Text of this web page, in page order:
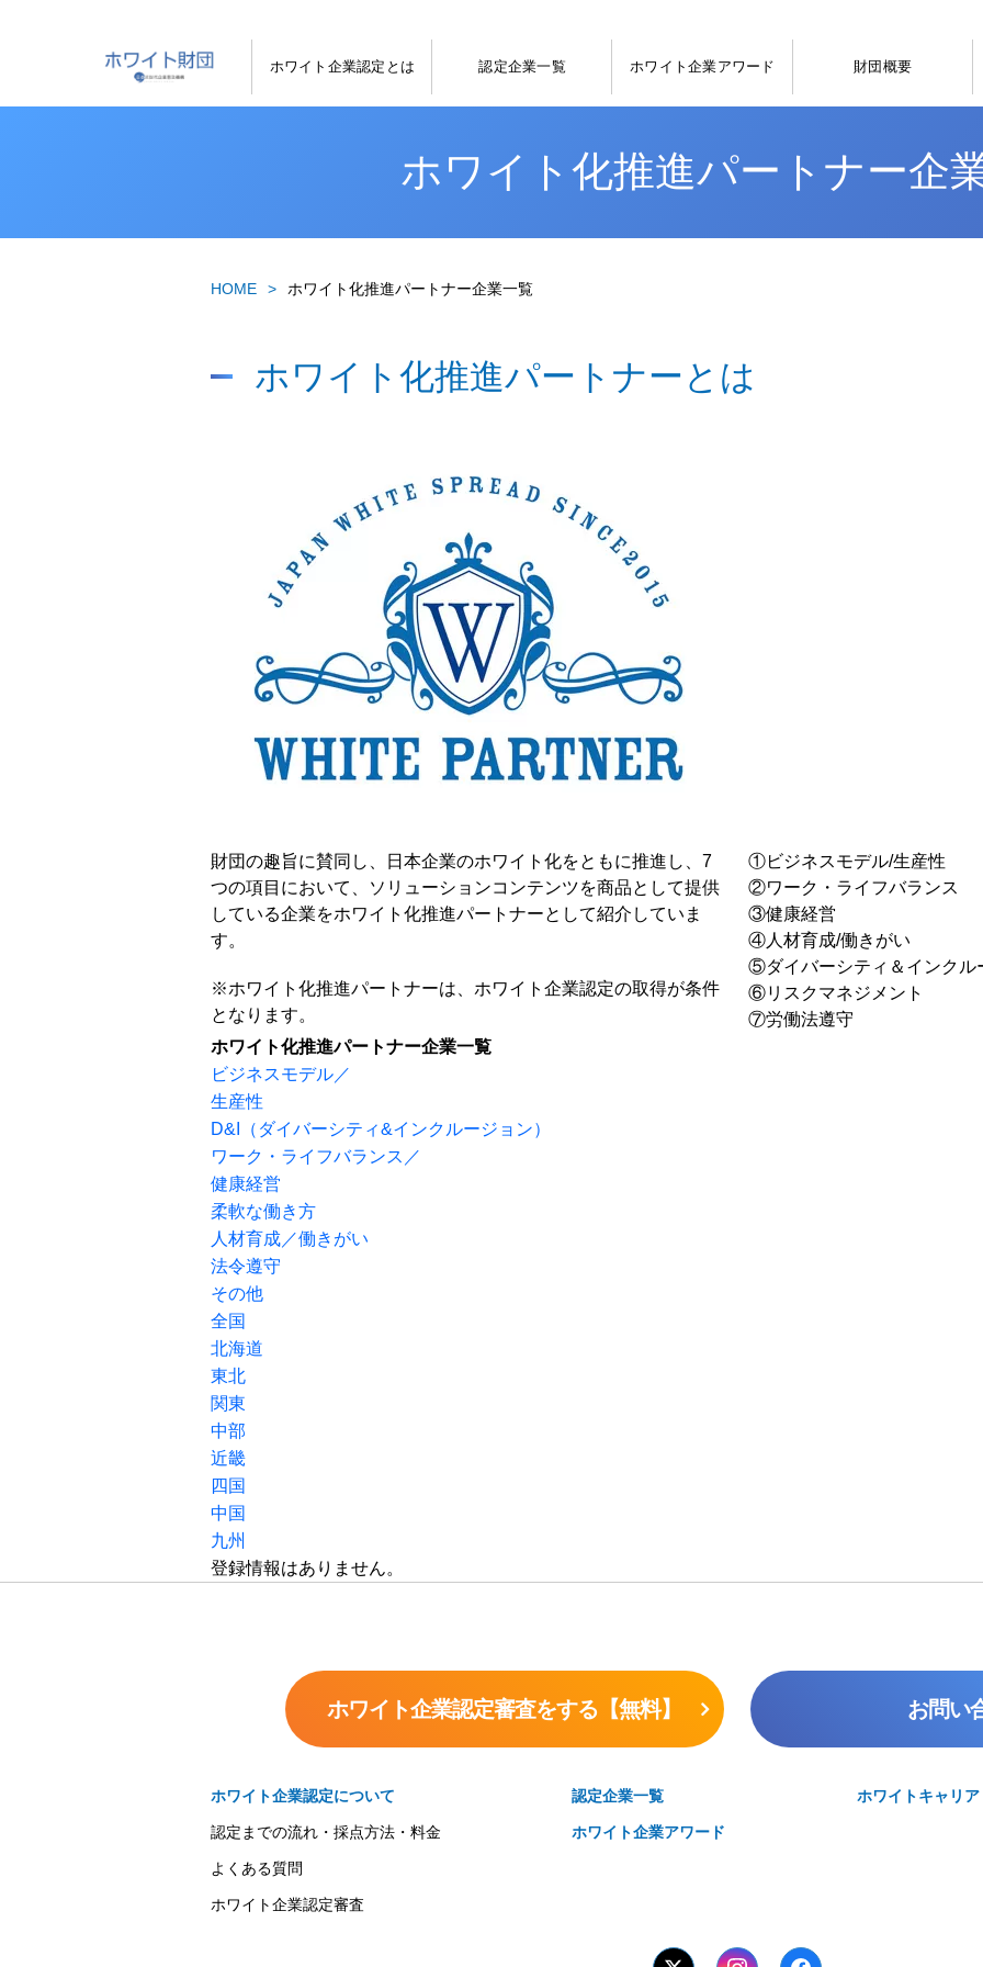
ホワイト企業認定とは 認定企業一覧 ホワイト企業アワード 財団概要
ホワイト化推進パートナー企
HOME ホワイト化推進パートナー企業一覧
ホワイト化推進パートナーとは
財団の趣旨に賛同し、日本企業のホワイト化をともに推進し、7
つの項目において、ソリューションコンテンツを商品として提供
している企業をホワイト化推進パートナーとして紹介していま
す。
※ホワイト化推進パートナーは、ホワイト企業認定の取得が条件
となります。
①ビジネスモデル/生産性
②ワーク・ライフバランス
③健康経営
④人材育成/働きがい
⑤ダイバーシティ＆インクル
⑥リスクマネジメント
⑦労働法遵守
ホワイト化推進パートナー企業一覧
ビジネスモデル／
生産性
D&I（ダイバーシティ&インクルージョン）
ワーク・ライフバランス／
健康経営
柔軟な働き方
人材育成／働きがい
法令遵守
その他
全国
北海道
東北
関東
中部
近畿
四国
中国
九州
登録情報はありません。
ホワイト企業認定審査をする【無料】 お問い
ホワイト企業認定について
認定までの流れ・採点方法・料金
よくある質問
ホワイト企業認定審査
認定企業一覧
ホワイト企業アワード
ホワイトキャリア